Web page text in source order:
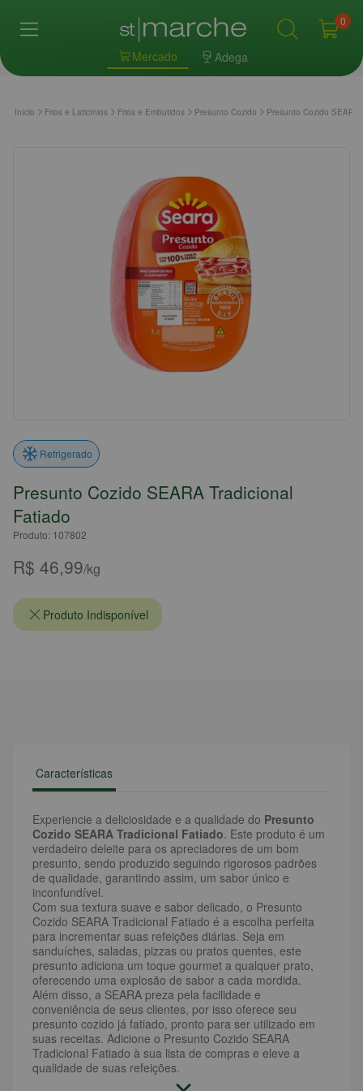
Mercado Adega
0
Início Frios e Laticínios Frios e Embutidos Presunto Cozido Presunto Cozido SEARA
Refrigerado
Presunto Cozido SEARA Tradicional
Fatiado
Produto: 107802
R$ 46,99/kg
Produto Indisponível
Características
Experiencie a deliciosidade e a qualidade do Presunto
Cozido SEARA Tradicional Fatiado. Este produto é um
verdadeiro deleite para os apreciadores de um bom
presunto, sendo produzido seguindo rigorosos padrões
de qualidade, garantindo assim, um sabor único e
inconfundível.
Com sua textura suave e sabor delicado, o Presunto
Cozido SEARA Tradicional Fatiado é a escolha perfeita
para incrementar suas refeições diárias. Seja em
sanduíches, saladas, pizzas ou pratos quentes, este
presunto adiciona um toque gourmet a qualquer prato,
oferecendo uma explosão de sabor a cada mordida.
Além disso, a SEARA preza pela facilidade e
conveniência de seus clientes, por isso oferece seu
presunto cozido já fatiado, pronto para ser utilizado em
suas receitas. Adicione o Presunto Cozido SEARA
Tradicional Fatiado à sua lista de compras e eleve a
qualidade de suas refeições.